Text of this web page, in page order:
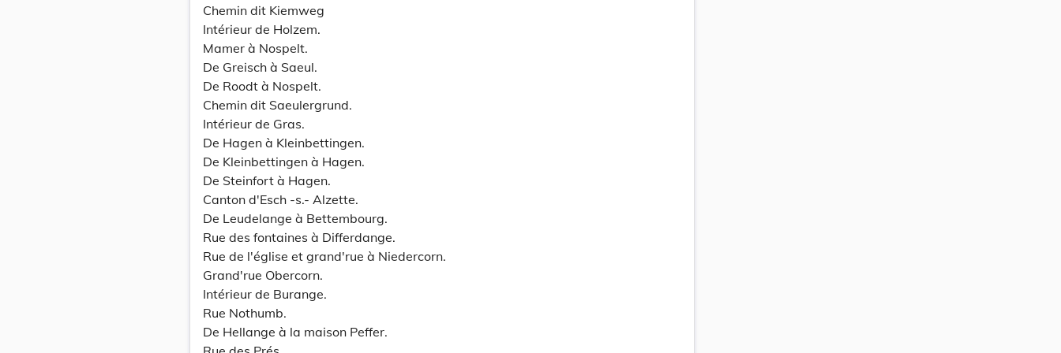
Chemin dit Kiemweg
Intérieur de Holzem.
Mamer à Nospelt.
De Greisch à Saeul.
De Roodt à Nospelt.
Chemin dit Saeulergrund.
Intérieur de Gras.
De Hagen à Kleinbettingen.
De Kleinbettingen à Hagen.
De Steinfort à Hagen.
Canton d'Esch -s.- Alzette.
De Leudelange à Bettembourg.
Rue des fontaines à Differdange.
Rue de l'église et grand'rue à Niedercorn.
Grand'rue Obercorn.
Intérieur de Burange.
Rue Nothumb.
De Hellange à la maison Peffer.